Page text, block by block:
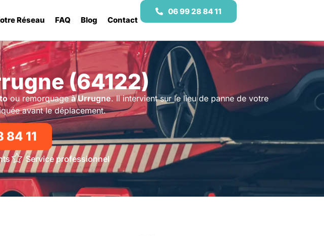
Réseau FAQ Blog Contact
06 99 28 84 11
(64122)
ou remorquageà Urrugne. Il intervient sur le lieu de panne de votre
avant le déplacement.
84 11
Service professionnel